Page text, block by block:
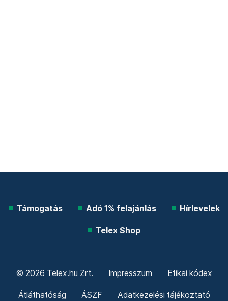
Támogatás Adó 1% felajánlás Hírlevelek
Telex Shop
© 2026 Telex.hu Zrt. Impresszum Etikai kódex
Átláthatóság ÁSZF Adatkezelési tájékoztató